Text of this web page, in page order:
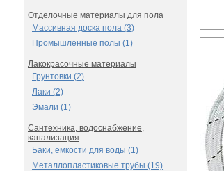
Отделочные материалы для пола
Массивная доска пола (3)
Промышленные полы (1)
Лакокрасочные материалы
Грунтовки (2)
Лаки (2)
Эмали (1)
Сантехника, водоснабжение,
канализация
Баки, емкости для воды (1)
Металлопластиковые трубы (19)